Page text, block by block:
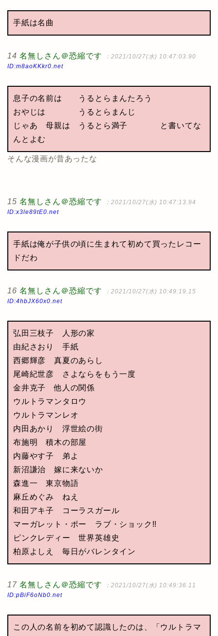
手紙は名曲
14 名無しさん＠恐縮です
：2021/10/27(水) 10:47:03.90
ID:m8aoKKkr0.net
息子の名前は うるとらまんたろう
おやじは うるとらまんじ
じゃあ 母親は うるとら満子 と書いてな
んとよむ
そんな漫画が昔あったな
15 名無しさん＠恐縮です
：2021/10/27(水) 10:47:13.94
ID:x3le89tE0.net
手紙は俺が子供の頃に生まれて初めて買ったレコー
ドだわ
16 名無しさん＠恐縮です
：2021/10/27(水) 10:49:19.15
ID:4hbJX60x0.net
弘田三枝子 人形の家
由紀さおり 手紙
西郷輝彦 真夏のあらし
尾崎紀世彦 さよならをもう一度
金井克子 他人の関係
ウルトラマンタロウ
ウルトラマンレオ
内田あかり 浮世絵の街
布施明 積木の部屋
内藤やす子 弟よ
新沼謙治 嫁に来ないか
森進一 東京物語
麻丘めぐみ ねえ
和田アキ子 コーラスガール
マーガレット・ポー ラブ・ショック!!
ピンクレディー 世界英雄史
柏原よしえ 毎日がバレンタイン
17 名無しさん＠恐縮です
：2021/10/27(水) 10:49:36.11
ID:pBiF6oNb0.net
この人の名前を初めて認識したのは、「ウルトラマ